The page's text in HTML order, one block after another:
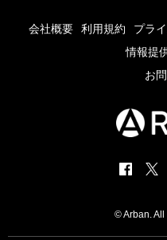
会社概要 利用規約 プラ
情報提
お
© Arban.